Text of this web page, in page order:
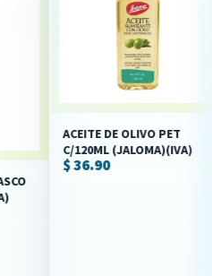
ACEITE DE OLIVO PET
C/120ML (JALOMA)(IVA)
$ 36.90